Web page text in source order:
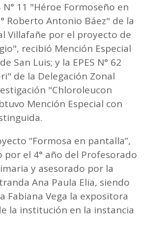
N° 11 "Héroe Formoseño en
Roberto Antonio Báez" de la
Villafañe por el proyecto de
recibió Mención Especial
San Luis; y la EPES N° 62
de la Delegación Zonal
"Chloroleucon
Mención Especial con
“Formosa en pantalla”,
el 4° año del Profesorado
y asesorado por la
Ana Paula Elia, siendo
Fabiana Vega la expositora
la institución en la instancia